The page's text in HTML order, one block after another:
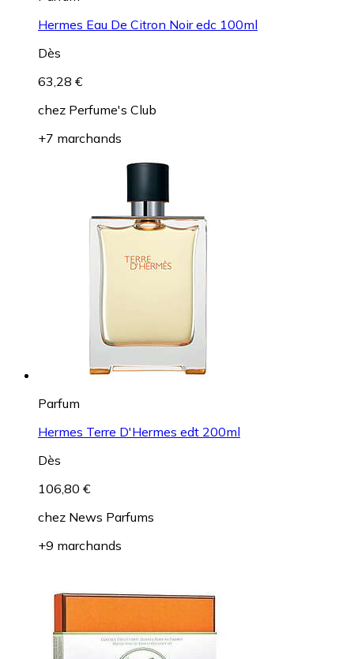
Hermes Eau De Citron Noir edc 100ml
Dès
63,28 €
chez Perfume's Club
+7 marchands
Parfum
Hermes Terre D'Hermes edt 200ml
Dès
106,80 €
chez News Parfums
+9 marchands